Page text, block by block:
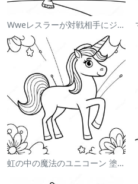
Wweレスラーが対戦相手にジャンプする塗り絵
虹の中の魔法のユニコーン 塗り絵